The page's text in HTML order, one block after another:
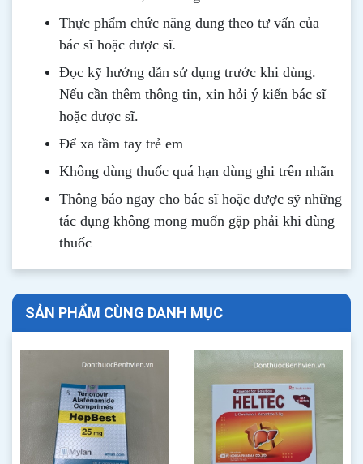
Thực phẩm chức năng dung theo tư vấn của
bác sĩ hoặc dược sĩ.
Đọc kỹ hướng dẫn sử dụng trước khi dùng.
Nếu cần thêm thông tin, xin hỏi ý kiến bác sĩ
hoặc dược sĩ.
Để xa tầm tay trẻ em
Không dùng thuốc quá hạn dùng ghi trên nhãn
Thông báo ngay cho bác sĩ hoặc dược sỹ những
tác dụng không mong muốn gặp phải khi dùng
thuốc
SẢN PHẨM CÙNG DANH MỤC